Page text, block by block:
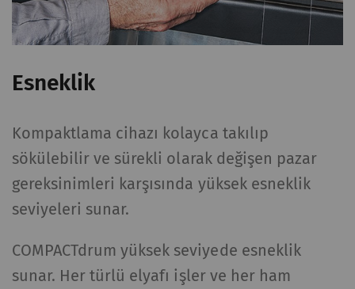
Esneklik
Kompaktlama cihazı kolayca takılıp
sökülebilir ve sürekli olarak değişen pazar
gereksinimleri karşısında yüksek esneklik
seviyeleri sunar.
COMPACTdrum yüksek seviyede esneklik
sunar. Her türlü elyafı işler ve her ham